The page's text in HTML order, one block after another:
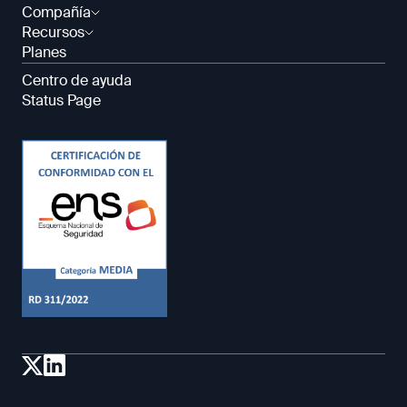
Compañía
Recursos
Planes
Centro de ayuda
Status Page